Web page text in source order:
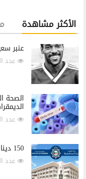
الأكثر مشاهدة
عنبر
عدد
الصحة
عدد
150 دينار رسم تحويل سمة الزيارة إلى إقامة عادية
عدد